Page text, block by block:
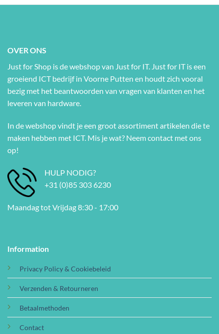
OVER ONS
Just for Shop is de webshop van Just for IT. Just for IT is een
groeiend ICT bedrijf in Voorne Putten en houdt zich vooral
bezig met het beantwoorden van vragen van klanten en het
leveren van hardware.
In de webshop vindt je een groot assortiment artikelen die te
maken hebben met ICT. Mis je wat? Neem contact met ons
op!
HULP NODIG?
+31 (0)85 303 6230
Maandag tot Vrijdag 8:30 - 17:00
Information
Privacy Policy & Cookiebeleid
Verzenden & Retourneren
Betaalmethoden
Contact